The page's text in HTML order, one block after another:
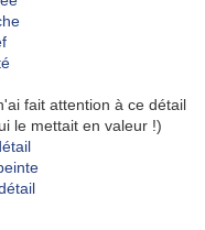
fait attention à ce détail
le mettait en valeur !)